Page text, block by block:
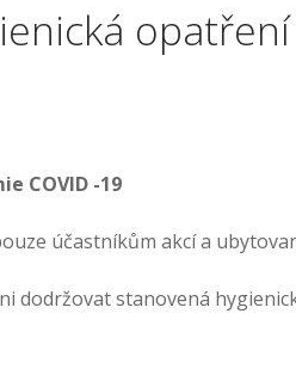
COVID -19
účastníkům akcí a
dodržovat stanovená